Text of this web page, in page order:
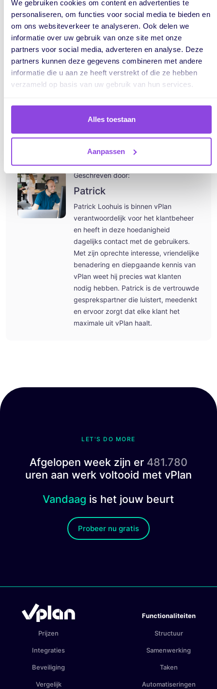
We gebruiken cookies om content en advertenties te
personaliseren, om functies voor social media te bieden en
om ons websiteverkeer te analyseren. Ook delen we
informatie over uw gebruik van onze site met onze
partners voor social media, adverteren en analyse. Deze
partners kunnen deze gegevens combineren met andere
informatie die u aan ze heeft verstrekt of die ze hebben
verzameld op basis van uw gebruik van hun services.
Alles toestaan
Aanpassen
Geschreven door:
Patrick
Patrick Loohuis is binnen vPlan
verantwoordelijk voor het klantbeheer
en heeft in deze hoedanigheid
dagelijks contact met de gebruikers.
Met zijn oprechte interesse, vriendelijke
benadering en diepgaande kennis van
vPlan weet hij precies wat klanten
nodig hebben. Patrick is de vertrouwde
gesprekspartner die luistert, meedenkt
en ervoor zorgt dat elke klant het
maximale uit vPlan haalt.
LET'S DO MORE
Afgelopen week zijn er 481.780
uren aan werk voltooid met vPlan
Vandaag is het jouw beurt
Probeer nu gratis
Prijzen
Integraties
Beveiliging
Vergelijk
Functionaliteiten
Structuur
Samenwerking
Taken
Automatiseringen